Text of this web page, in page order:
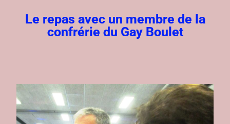
Le repas avec un membre de la
confrérie du Gay Boulet